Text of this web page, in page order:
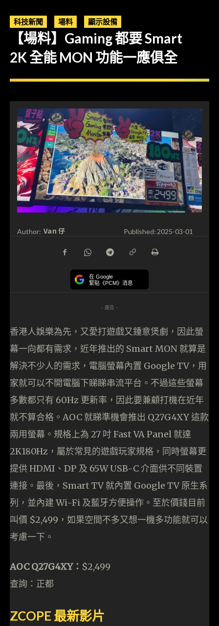
科技新聞 場料 顯示設備
【場料】Gaming 都要 Smart
2K 全能 MON 功能一應俱全
Author: Van 仔 Published: 2025-03-01
在 Google
緊貼《PCM》消息
- 廣告 -
香港人娛樂為先，又愛打遊戲又鍾意煲劇，因此螢
幕一向都有需求，近年推出的 Smart MON 就算是
解決不少人的需求，電腦螢幕內置 Google TV，用
家就可以不開電腦下睇睇串流平台。不過這些螢幕
多數都只有 60Hz 更新率，因此要兼顧打機在近年
就不算合格。AOC 就睇準機會推出 Q27G4XY 這款
兩用螢幕。規格上為 27 吋 Fast VA Panel 就達
2K180Hz，屬於常見的遊戲玩家規格，同時螢幕更
提供 HDMI、DP 及 65W USB-C 介面供不同裝置
連接。最後，Smart TV 就內置 Google TV 原生系
列，並內建 Wi-Fi 及藍牙方便操作。至於價錢目前
叫價 $2,499，如果空間不多又想一機多功能就可以
考慮一下。
AOC Q27G4XY： $2,499
查詢：正都
ZCOPE 最新影片